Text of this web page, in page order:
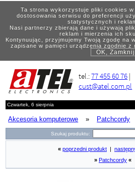
Ta strona wykorzystuje pliki cookies w
dostosowania serwisu do preferencji
statystycznych i
Nasi partnerzy zbierają dane i używają
reklam i mierzenia ich
Kontynuując, przyjmujemy Twoją zgodę na
zapisane w pamięci urządzenia zgodnie z
OK, Zamknij
tel.:77 455 60 76 |
cust@atel.com.pl
Czwartek, 6 sierpnia
Akcesoria komputerowe » Patchcordy
Szukaj produktu:
« poprzedni produkt
» Patchcordy «